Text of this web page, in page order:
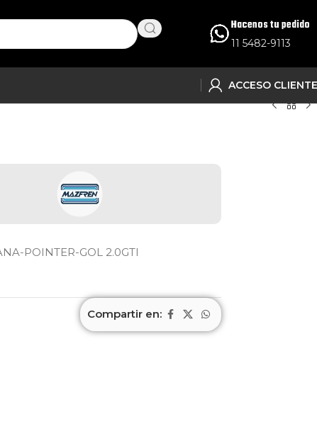
Hacenos tu pedido
11 5482-9113
ACCESO
POINTER-GOL 2.0GTI
Compartir en: